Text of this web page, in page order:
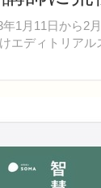
1月11日から2
エディトリア